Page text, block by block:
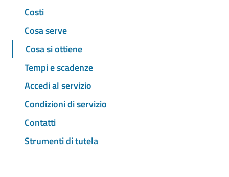
Costi
Cosa serve
Cosa si ottiene
Tempi e scadenze
Accedi al servizio
Condizioni di servizio
Contatti
Strumenti di tutela